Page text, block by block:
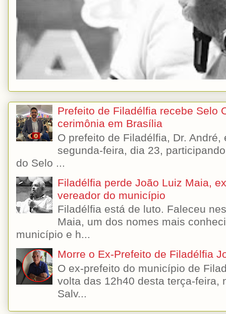
Prefeito de Filadélfia recebe Selo
cerimônia em Brasília
O prefeito de Filadélfia, Dr.
segunda-feira, dia 23,
do Selo ...
Filadélfia perde João Luiz Maia,
vereador do município
Filadélfia está de luto. Faleceu
Maia, um dos nomes mais
município e h...
Morre o Ex-Prefeito de Filadélfia
O ex-prefeito do município de
volta das 12h40 desta terça-feira,
Salv...